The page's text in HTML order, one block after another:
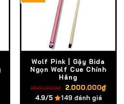
Wolf Pink | Gậy Bida
Ngọn Wolf Cue Chính
Hãng
2.500.000₫ Giá
gốc
2.000.000₫Giá
4.9/5 149 đánh giá